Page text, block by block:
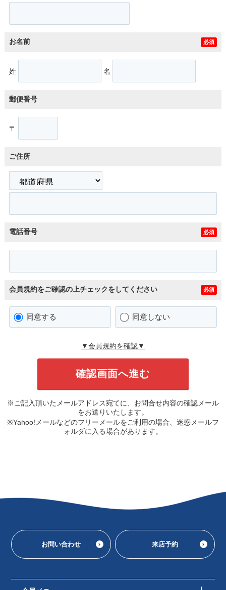
お名前 必須
姓 名
郵便番号
〒
ご住所
電話番号 必須
会員規約をご確認の上チェックをしてください 必須
同意する 同意しない
▼会員規約を確認▼
※ご記入頂いたメールアドレス宛てに、お問合せ内容の確認メール
をお送りいたします。
※Yahoo!メールなどのフリーメールをご利用の場合、迷惑メールフ
ォルダに入る場合があります。
お問い合わせ 来店予約